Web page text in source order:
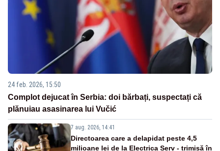
24 feb. 2026, 15:50
Complot dejucat în Serbia: doi bărbați, suspectați că
plănuiau asasinarea lui Vučić
7 aug. 2026, 14:41
Directoarea care a delapidat peste 4,5
milioane lei de la Electrica Serv - trimisă în